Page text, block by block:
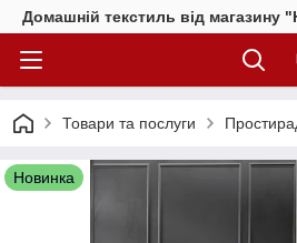
Домашній текстиль від
Товари та послуги
Новинка